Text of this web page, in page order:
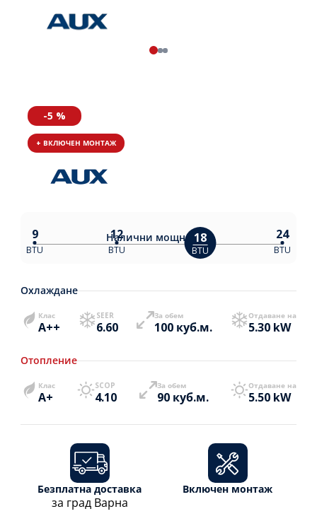
-5 %
+ ВКЛЮЧЕН МОНТАЖ
Налични мощности:
9
BTU
12
BTU
18
BTU
24
BTU
Охлаждане
Клас
A++
SEER
6.60
За обем
100 куб.м.
Отдаване на
5.30 kW
Отопление
Клас
A+
SCOP
4.10
За обем
90 куб.м.
Отдаване на
5.50 kW
Безплатна доставка
за град Варна
Включен монтаж